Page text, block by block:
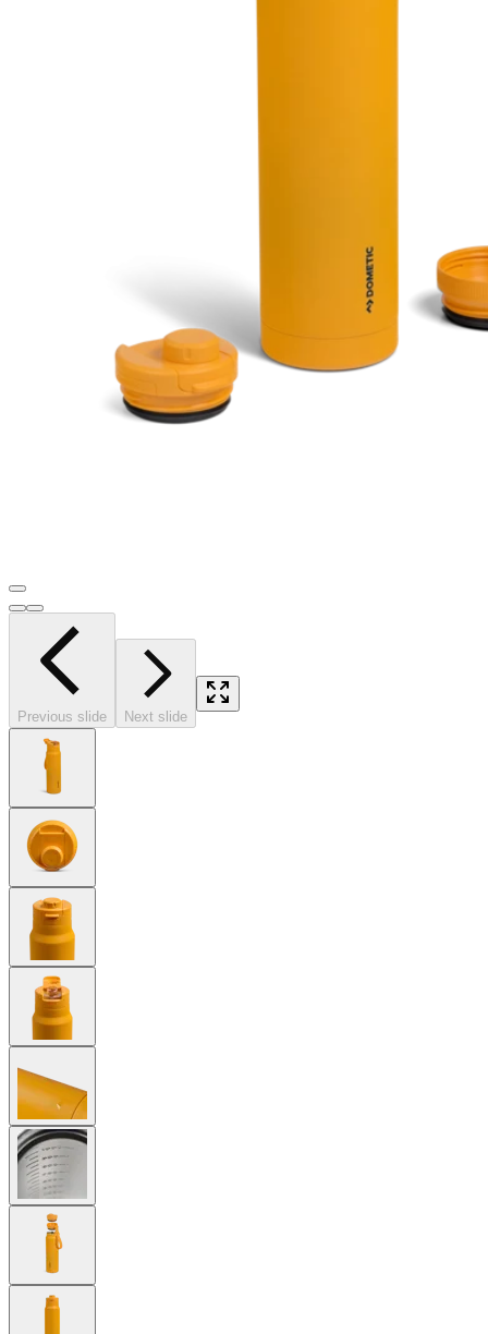
Previous slide Next slide